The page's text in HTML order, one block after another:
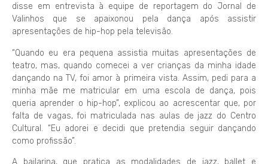
disse em entrevista à equipe de reportagem do Jornal de
Valinhos que se apaixonou pela dança após assistir
apresentações de hip-hop pela televisão.
“Quando eu era pequena assistia muitas apresentações de
teatro, mas, quando comecei a ver crianças da minha idade
dançando na TV, foi amor à primeira vista. Assim, pedi para a
minha mãe me matricular em uma escola de dança, pois
queria aprender o hip-hop”, explicou ao acrescentar que, por
falta de vagas, foi matriculada nas aulas de jazz do Centro
Cultural. “Eu adorei e decidi que pretendia seguir dançando
como profissão”.